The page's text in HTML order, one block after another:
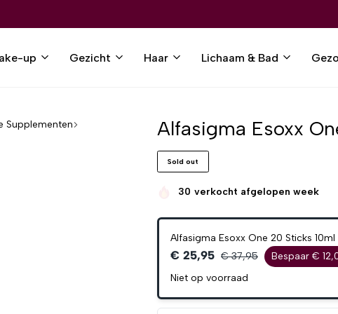
up Gezicht Haar Lichaam & Bad
Supplementen
Alfasigma Esoxx
Sold out
30 verkocht afgelopen week
Alfasigma Esoxx One 20 Sticks 10ml
€ 25,95 € 37,95
Bespaar €
Niet op voorraad